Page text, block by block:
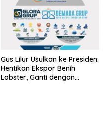
Gus Lilur Usulkan ke Presiden:
Hentikan Ekspor Benih
Lobster, Ganti dengan